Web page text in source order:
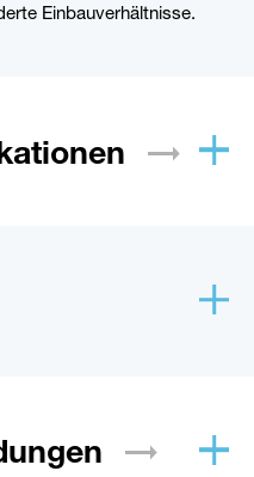
Einbauverhältnisse.